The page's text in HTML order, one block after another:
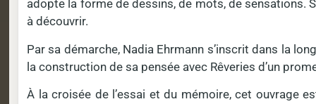
adopte la forme de dessins, de mots, de sensations.
à découvrir.
Par sa démarche, Nadia Ehrmann s’inscrit dans la
la construction de sa pensée avec Rêveries d’un
À la croisée de l’essai et du mémoire, cet ouvrage